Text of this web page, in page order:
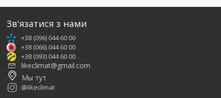
Зв'язатися з нами
+38 (096) 044 60 00
+38 (066) 044 60 00
+38 (093) 044 60 00
likeclimat@gmail.com
Мы тут
@likeclimat